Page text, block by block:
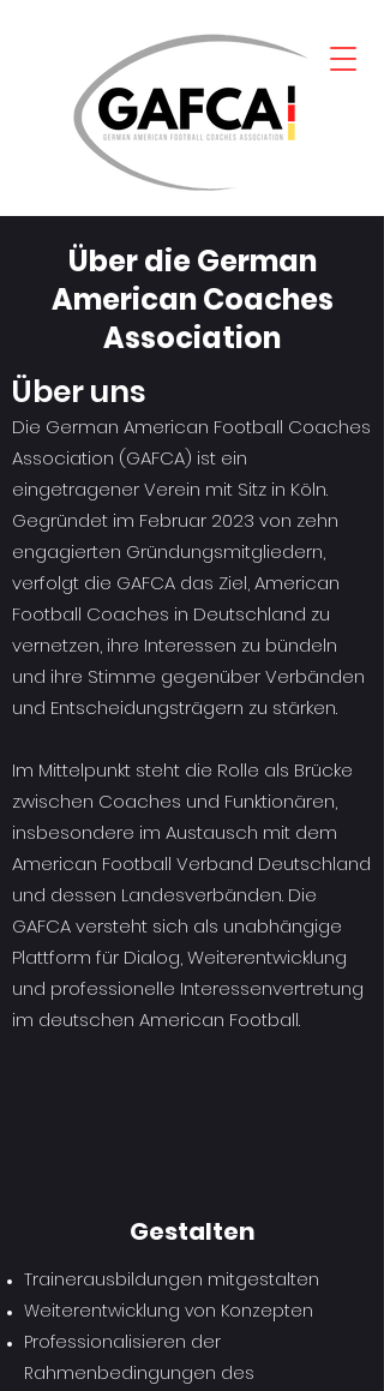
Über die German
American Coaches
Association
Über uns
Die German American Football Coaches
Association (GAFCA) ist ein
eingetragener Verein mit Sitz in Köln.
Gegründet im Februar 2023 von zehn
engagierten Gründungsmitgliedern,
verfolgt die GAFCA das Ziel, American
Football Coaches in Deutschland zu
vernetzen, ihre Interessen zu bündeln
und ihre Stimme gegenüber Verbänden
und Entscheidungsträgern zu stärken.
Im Mittelpunkt steht die Rolle als Brücke
zwischen Coaches und Funktionären,
insbesondere im Austausch mit dem
American Football Verband Deutschland
und dessen Landesverbänden. Die
GAFCA versteht sich als unabhängige
Plattform für Dialog, Weiterentwicklung
und professionelle Interessenvertretung
im deutschen American Football.
Gestalten
Trainerausbildungen mitgestalten
Weiterentwicklung von Konzepten
Professionalisieren der
Rahmenbedingungen des